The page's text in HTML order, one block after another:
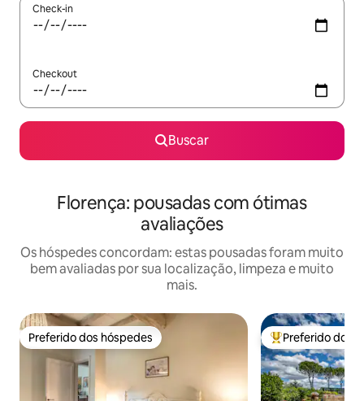
Check-in
Checkout
Buscar
Florença: pousadas com ótimas
avaliações
Os hóspedes concordam: estas pousadas foram muito
bem avaliadas por sua localização, limpeza e muito
mais.
Preferido dos hóspedes
Preferido dos hóspedes Entre os
Preferido dos